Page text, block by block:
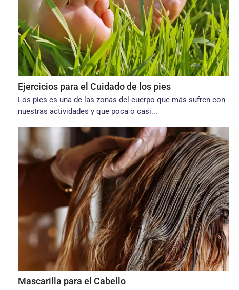
Ejercicios para el Cuidado de los pies
Los pies es una de las zonas del cuerpo que más sufren con
nuestras actividades y que poca o casi...
Mascarilla para el Cabello